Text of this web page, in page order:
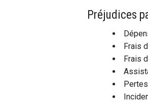
Préjudices
Frais
Frais